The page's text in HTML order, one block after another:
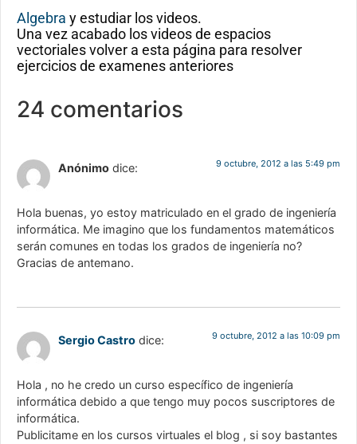
Algebra y estudiar los videos.
Una vez acabado los videos de espacios
vectoriales volver a esta página para resolver
ejercicios de examenes anteriores
24 comentarios
Anónimo dice: 9 octubre, 2012 a las 5:49 pm
Hola buenas, yo estoy matriculado en el grado de ingeniería
informática. Me imagino que los fundamentos matemáticos
serán comunes en todas los grados de ingeniería no?
Gracias de antemano.
Sergio Castro dice: 9 octubre, 2012 a las 10:09 pm
Hola , no he credo un curso específico de ingeniería
informática debido a que tengo muy pocos suscriptores de
informática.
Publicitame en los cursos virtuales el blog , si soy bastantes